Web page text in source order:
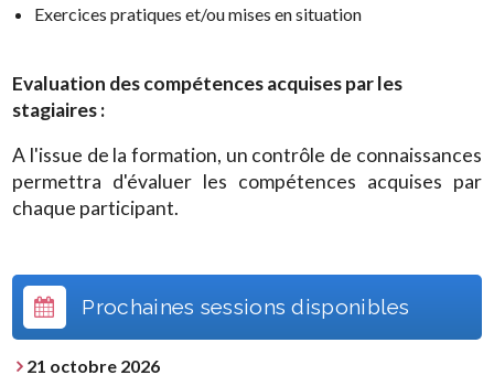
Exercices pratiques et/ou mises en situation
Evaluation des compétences acquises par les
stagiaires :
A l'issue de la formation, un contrôle de connaissances
permettra d'évaluer les compétences acquises par
chaque participant.
Prochaines sessions disponibles
21 octobre 2026